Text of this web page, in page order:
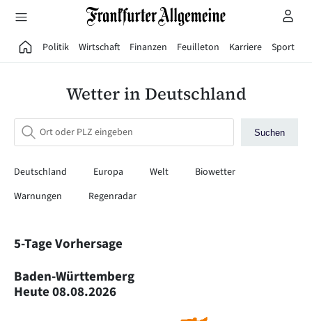
Direkt zum Hauptinhalt
Politik Wirtschaft Finanzen Feuilleton Karriere Sport
Wetter in Deutschland
Suchen
Deutschland Europa Welt
Biowetter
Warnungen
Regenradar
5-Tage Vorhersage
Baden-Württemberg
Heute08.08.2026